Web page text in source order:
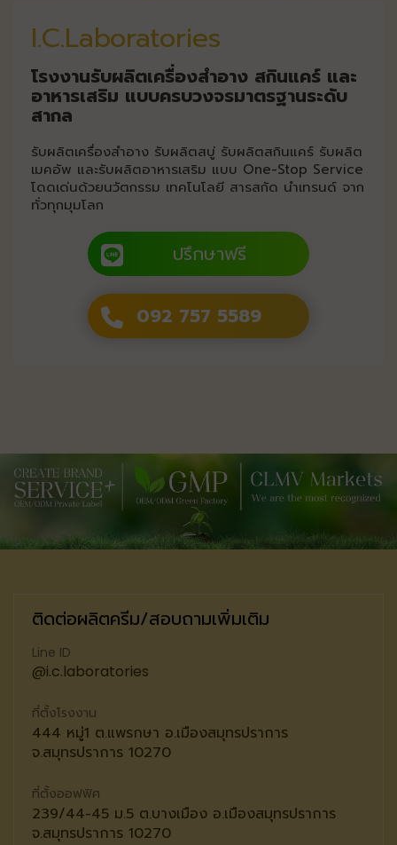
I.C.Laboratories
โรงงานรับผลิตเครื่องสำอาง สกินแคร์ และ
อาหารเสริม แบบครบวงจรมาตรฐานระดับ
สากล
รับผลิตเครื่องสำอาง รับผลิตสบู่ รับผลิตสกินแคร์ รับผลิต
เมคอัพ และรับผลิตอาหารเสริม แบบ One-Stop Service
โดดเด่นด้วยนวัตกรรม เทคโนโลยี สารสกัด นำเทรนด์ จาก
ทั่วทุกมุมโลก
ปรึกษาฟรี
092 757 5589
ติดต่อผลิตครีม/สอบถามเพิ่มเติม
Line ID
@i.c.laboratories
ที่ตั้งโรงงาน
444 หมู่1 ต.แพรกษา อ.เมืองสมุทรปราการ
จ.สมุทรปราการ 10270
ที่ตั้งออฟฟิศ
239/44-45 ม.5 ต.บางเมือง อ.เมืองสมุทรปราการ
จ.สมุทรปราการ 10270